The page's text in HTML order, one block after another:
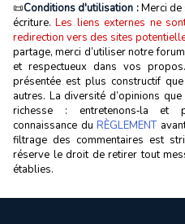
📜Conditions d'utilisation :Merci de
écriture.Les liens externes ne
redirection vers des sites
partage, merci d’utiliser notre
et respectueux dans vos
présentée est plus constructif
autres. La diversité d’opinions
richesse : entretenons‑la et
connaissance du RÈGLEMENT
filtrage des commentaires est
réserve le droit de retirer tout
établies.